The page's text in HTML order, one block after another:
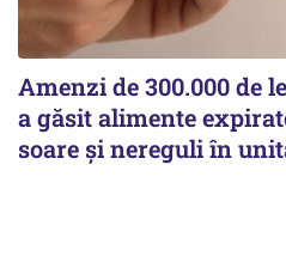
Amenzi de 300.000 de
a găsit alimente
soare și nereguli în